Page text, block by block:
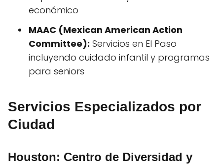
económico
MAAC (Mexican American Action
Committee): Servicios en El Paso
incluyendo cuidado infantil y programas
para seniors
Servicios Especializados por
Ciudad
Houston: Centro de Diversidad y